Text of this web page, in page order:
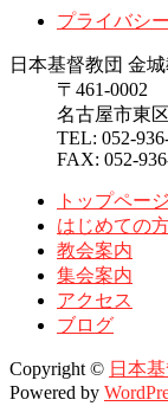
プライバシ
日本基督教団 金
〒461-0002
名古屋市東
TEL: 052-
FAX: 052-
トップページ
はじめての
教会案内
集会案内
アクセス
ブログ
Copyright © 日本
Powered by